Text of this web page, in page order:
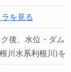
を見る
後、水位・ダム
川水系利根川)を